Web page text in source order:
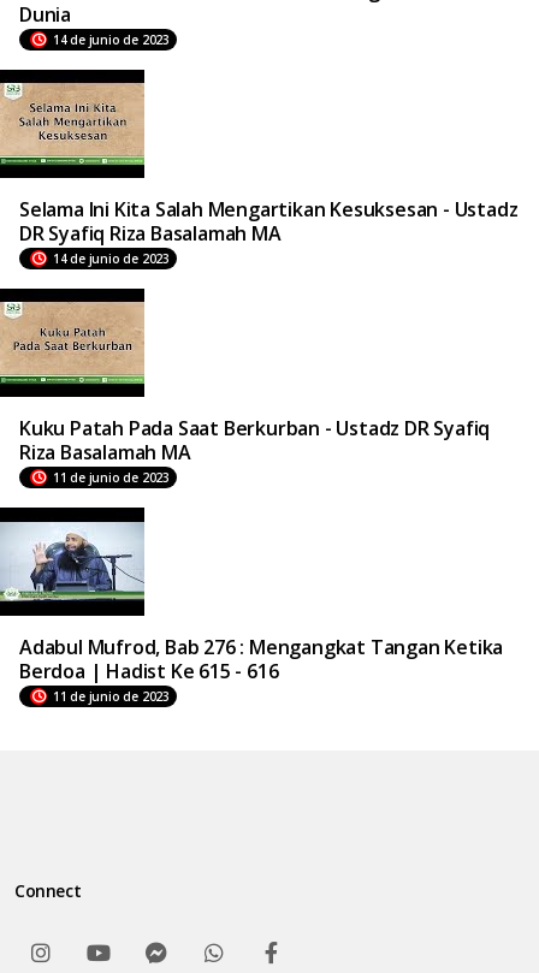
Dunia
14 de junio de 2023
Selama Ini Kita Salah Mengartikan Kesuksesan - Ustadz
DR Syafiq Riza Basalamah MA
14 de junio de 2023
Kuku Patah Pada Saat Berkurban - Ustadz DR Syafiq
Riza Basalamah MA
11 de junio de 2023
Adabul Mufrod, Bab 276 : Mengangkat Tangan Ketika
Berdoa | Hadist Ke 615 - 616
11 de junio de 2023
Connect